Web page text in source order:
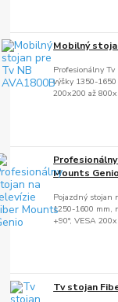
Mobilný
Profesionálny
výšky 1350-
200x200 až
Mounts Genio
Pojazdný stojan
1250-1600 mm,
+90°, VESA
Tv stojan